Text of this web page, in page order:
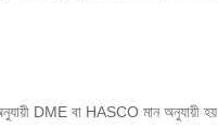
DME বা HASCO মান অনুযায়ী হয়.